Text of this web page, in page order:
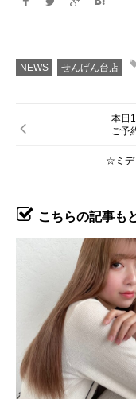
NEWS せんげん台店
本日
ご予
☆ミデ
こちらの記事も